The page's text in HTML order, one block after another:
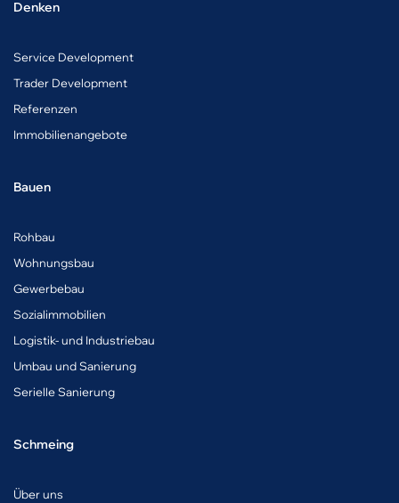
Denken
Service Development
Trader Development
Referenzen
Immobilienangebote
Bauen
Rohbau
Wohnungsbau
Gewerbebau
Sozialimmobilien
Logistik- und Industriebau
Umbau und Sanierung
Serielle Sanierung
Schmeing
Über uns